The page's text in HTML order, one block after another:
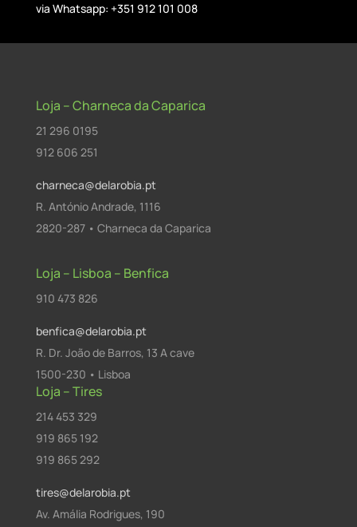
via Whatsapp: +351 912 101 008
Loja – Charneca da Caparica
21 296 0195
912 606 251
charneca@delarobia.pt
R. António Andrade, 1116
2820-287 • Charneca da Caparica
Loja – Lisboa – Benfica
910 473 826
benfica@delarobia.pt
R. Dr. João de Barros, 13 A cave
1500-230 • Lisboa
Loja – Tires
214 453 329
919 865 192
919 865 292
tires@delarobia.pt
Av. Amália Rodrigues, 190